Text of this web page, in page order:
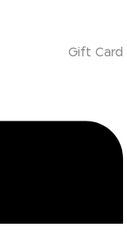
Gift Card